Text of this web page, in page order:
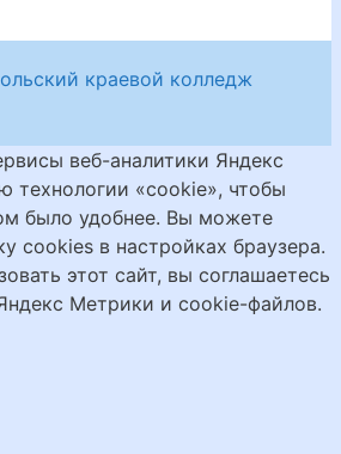
краевой колледж
веб-аналитики Яндекс
«cookie», чтобы
было удобнее. Вы можете
cookies в настройках браузера.
этот сайт, вы соглашаетесь
Метрики и cookie-файлов.